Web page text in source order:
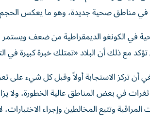
مناطق صحية جديدة، وهو ما يعكس
في الكونغو الديمقراطية من ضعف
مع ذلك أن البلاد «تمتلك خبرة كبيرة في
أن تركز الاستجابة أولاً وقبل كل شيء على
ثغرات في بعض المناطق عالية الخطورة،
المراقبة وتتبع المخالطين وإجراء